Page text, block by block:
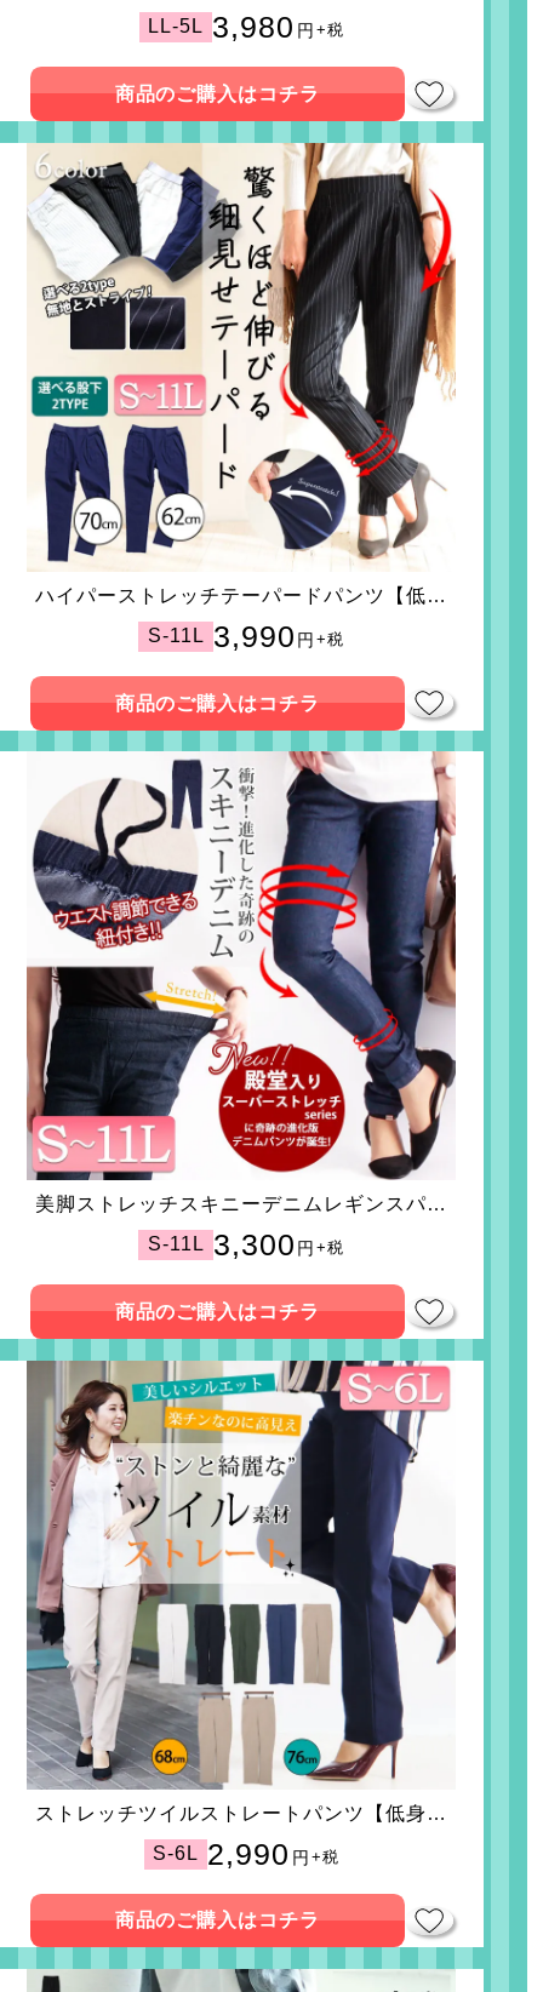
有】
LL-5L 3,980 円 +税
商品のご購入はコチラ
ハイパーストレッチテーパードパンツ【低身
長さんサイズ有】
S-11L 3,990 円 +税
商品のご購入はコチラ
美脚ストレッチスキニーデニムレギンスパン
S-11L 3,300 円 +税
商品のご購入はコチラ
ストレッチツイルストレートパンツ【低身長
さんサイズ有】
S-6L 2,990 円 +税
商品のご購入はコチラ